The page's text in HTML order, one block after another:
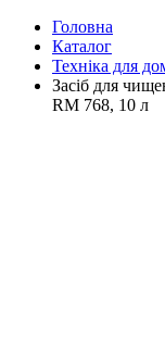
Головна
Каталог
Техніка для
Засіб для
RM 768, 10 л